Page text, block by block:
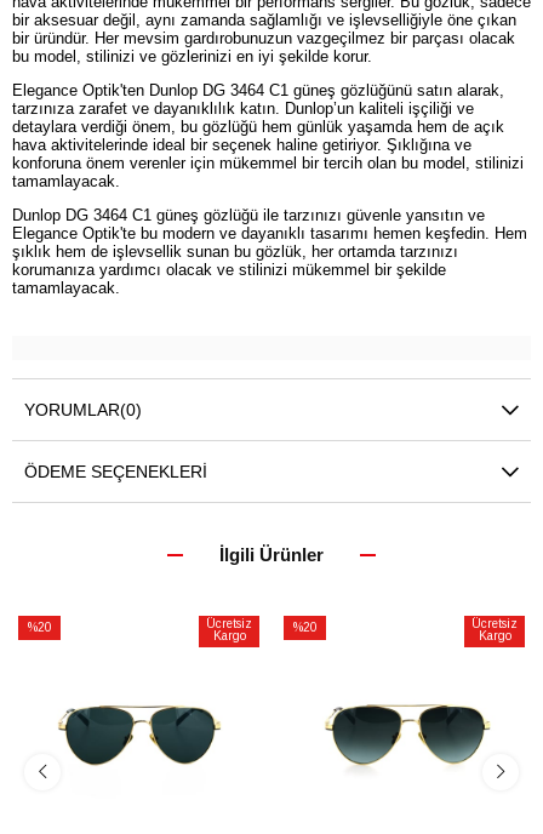
bir aksesuar değil, aynı zamanda sağlamlığı ve işlevselliğiyle öne çıkan
bir üründür. Her mevsim gardırobunuzun vazgeçilmez bir parçası olacak
bu model, stilinizi ve gözlerinizi en iyi şekilde korur.
Elegance Optik'ten Dunlop DG 3464 C1 güneş gözlüğünü satın alarak,
tarzınıza zarafet ve dayanıklılık katın. Dunlop’un kaliteli işçiliği ve
detaylara verdiği önem, bu gözlüğü hem günlük yaşamda hem de açık
hava aktivitelerinde ideal bir seçenek haline getiriyor. Şıklığına ve
konforuna önem verenler için mükemmel bir tercih olan bu model, stilinizi
tamamlayacak.
Dunlop DG 3464 C1 güneş gözlüğü ile tarzınızı güvenle yansıtın ve
Elegance Optik'te bu modern ve dayanıklı tasarımı hemen keşfedin. Hem
şıklık hem de işlevsellik sunan bu gözlük, her ortamda tarzınızı
korumanıza yardımcı olacak ve stilinizi mükemmel bir şekilde
tamamlayacak.
YORUMLAR(0)
ÖDEME SEÇENEKLERI
İlgili Ürünler
%20
Ücretsiz
Kargo
%20
Ücretsiz
Kargo